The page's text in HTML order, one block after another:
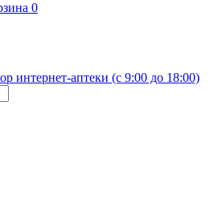
0
интернет-аптеки (с 9:00 до 18:00)